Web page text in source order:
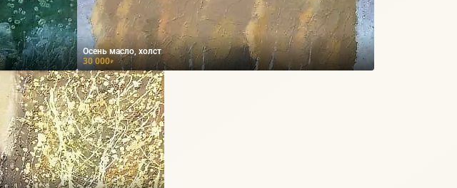
Осень масло, холст
30 000₽